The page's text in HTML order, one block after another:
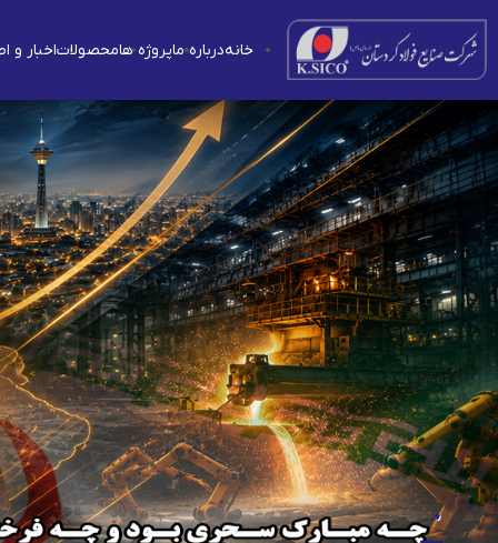
خانهدرباره ماپروژه هامحصولاتاخبار و